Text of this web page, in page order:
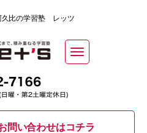
久比の学習塾 レッツ
Toggle
navigation
問い合わせはコチラ